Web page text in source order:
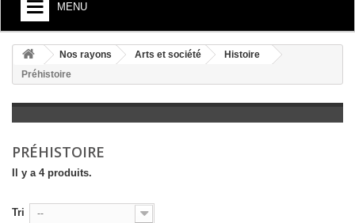
MENU
+
ARTS ET SOCIÉTÉ
+
LITTÉRATURE
LOISIRS, VIE PRATIQUE
SCOLAIRE ET DICTIONNAIRE
Nos rayons Arts et société
Histoire
Préhistoire
PRÉHISTOIRE
Il y a 4 produits.
Tri --